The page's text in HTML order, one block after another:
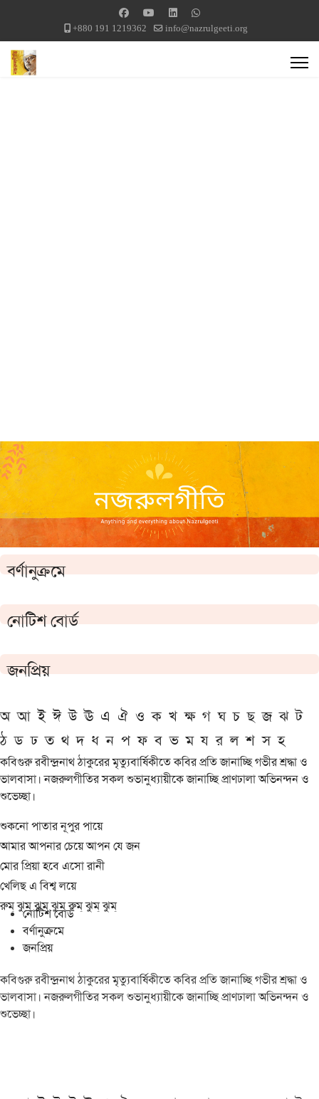
+880 191 1219362 info@nazrulgeeti.org
বর্ণানুক্রমে
নোটিশ বোর্ড
জনপ্রিয়
অ আ ই ঈ উ ঊ এ ঐ ও ক খ ক্ষ গ ঘ চ ছ জ ঝ ট
ঠ ড ঢ ত থ দ ধ ন প ফ ব ভ ম য র ল শ স হ
কবিগুরু রবীন্দ্রনাথ ঠাকুরের মৃত্যুবার্ষিকীতে কবির প্রতি জানাচ্ছি গভীর শ্রদ্ধা ও
ভালবাসা। নজরুলগীতির সকল শুভানুধ্যায়ীকে জানাচ্ছি প্রাণঢালা অভিনন্দন ও
শুভেচ্ছা।
শুকনো পাতার নূপুর পায়ে
আমার আপনার চেয়ে আপন যে জন
মোর প্রিয়া হবে এসো রানী
খেলিছ এ বিশ্ব লয়ে
রুম্ ঝুম্ ঝুম্ ঝুম্ রুম্ ঝুম্ ঝুম্
নোটিশ বোর্ড
বর্ণানুক্রমে
জনপ্রিয়
কবিগুরু রবীন্দ্রনাথ ঠাকুরের মৃত্যুবার্ষিকীতে কবির প্রতি জানাচ্ছি গভীর শ্রদ্ধা ও
ভালবাসা। নজরুলগীতির সকল শুভানুধ্যায়ীকে জানাচ্ছি প্রাণঢালা অভিনন্দন ও
শুভেচ্ছা।